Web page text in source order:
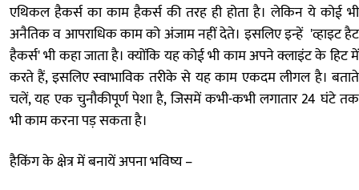
एथिकल हैकर्स का काम हैकर्स की तरह ही होता है। लेकिन ये कोई भी
अनैतिक व आपराधिक काम को अंजाम नहीं देते। इसलिए इन्हें 'व्हाइट हैट
हैकर्स' भी कहा जाता है। क्योंकि यह कोई भी काम अपने क्लाइंट के हिट में
करते हैं, इसलिए स्वाभाविक तरीके से यह काम एकदम लीगल है। बताते
चलें, यह एक चुनौकीपूर्ण पेशा है, जिसमें कभी-कभी लगातार 24 घंटे तक
भी काम करना पड़ सकता है।
हैकिंग के क्षेत्र में बनायें अपना भविष्य –